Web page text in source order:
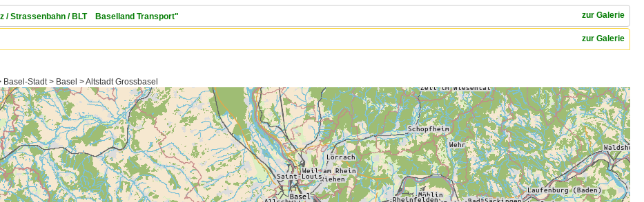
zur Galerie
/ Strassenbahn / BLT Baselland Transport"
zur Galerie
Stadt > Basel > Altstadt Grossbasel